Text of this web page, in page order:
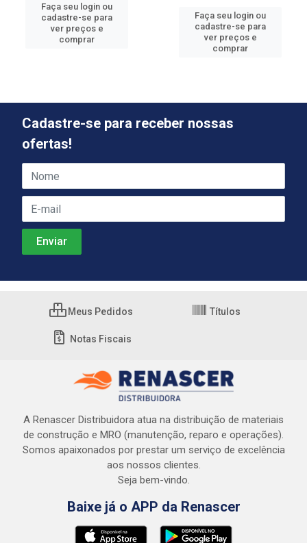
Faça seu login ou
cadastre-se para
ver preços e
comprar
Faça seu login ou
cadastre-se para
ver preços e
comprar
Cadastre-se para receber nossas
ofertas!
Meus Pedidos Títulos
Notas Fiscais
A Renascer Distribuidora atua na distribuição de materiais
de construção e MRO (manutenção, reparo e operações).
Somos apaixonados por prestar um serviço de excelência
aos nossos clientes.
Seja bem-vindo.
Baixe já o APP da Renascer